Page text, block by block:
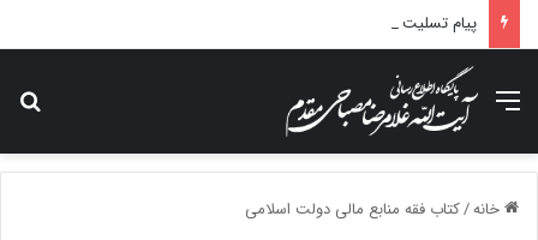
منو
خانه/کتاب فقه منابع مالی دولت اسلامی